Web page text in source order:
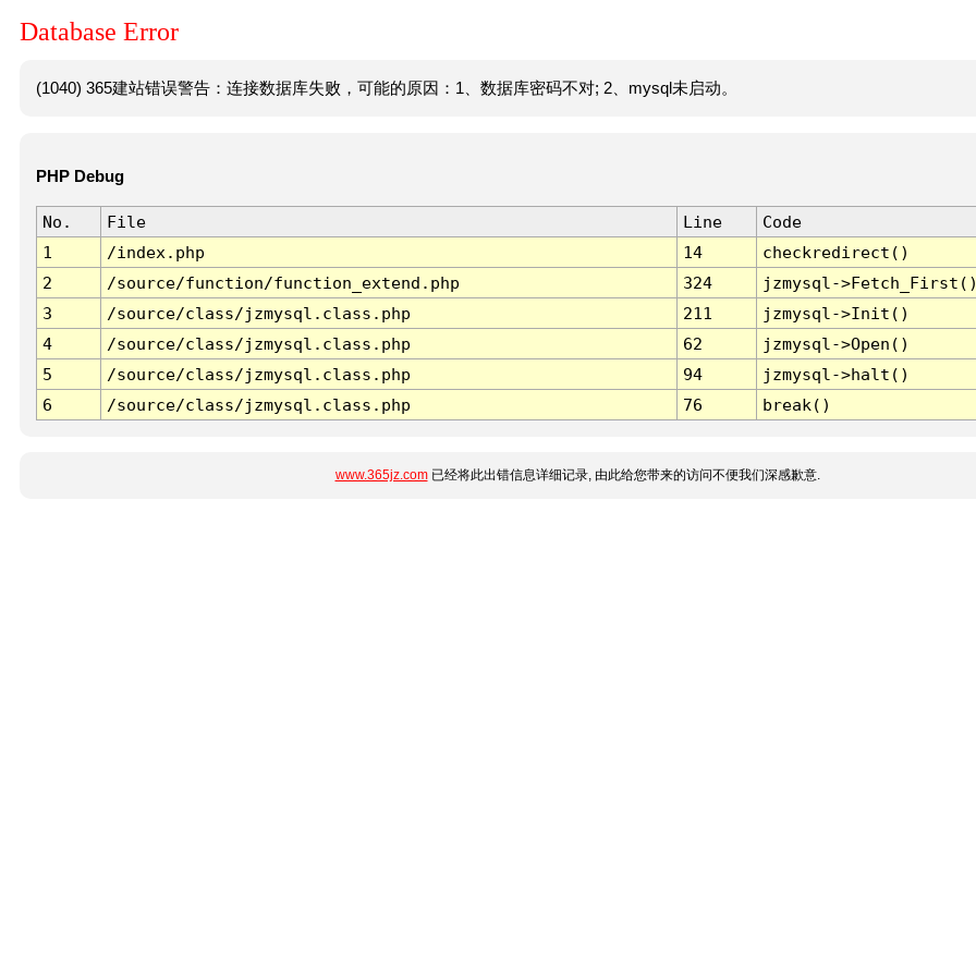
Database Error
(1040) 365建站错误警告：连接数据库失败，可能的原因：1、数据库密码不对; 2、mysql未启动。
PHP Debug
No. File Line
Code
1
/index.php 14
checkredirect()
2
/source/function/function_extend.php 324
jzmysql-
3
/source/class/jzmysql.class.php 211
jzmysql->Init()
4
/source/class/jzmysql.class.php 62
jzmysql->Open()
5
/source/class/jzmysql.class.php 94
jzmysql->halt()
6
/source/class/jzmysql.class.php 76 break()
www.365jz.com已经将此出错信息详细记录, 由此给您带来的访问不便我们深感歉意.